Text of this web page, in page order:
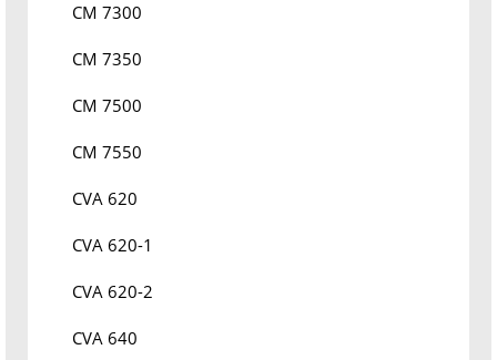
CM 7300
CM 7350
CM 7500
CM 7550
CVA 620
CVA 620-1
CVA 620-2
CVA 640